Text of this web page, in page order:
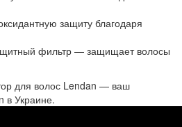
защиту благодаря
фильтр — защищает волосы
для волос Lendan — ваш
в Украине.